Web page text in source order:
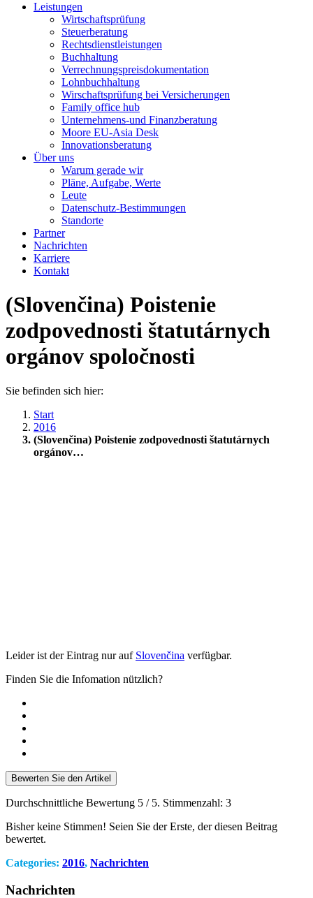
Leistungen
Wirtschaftsprüfung
Steuerberatung
Rechtsdienstleistungen
Buchhaltung
Verrechnungspreisdokumentation
Lohnbuchhaltung
Wirschaftsprüfung bei Versicherungen
Family office hub
Unternehmens-und Finanzberatung
Moore EU-Asia Desk
Innovationsberatung
Über uns
Warum gerade wir
Pläne, Aufgabe, Werte
Leute
Datenschutz-Bestimmungen
Standorte
Partner
Nachrichten
Karriere
Kontakt
(Slovenčina) Poistenie
zodpovednosti štatutárnych
orgánov spoločnosti
Sie befinden sich hier:
Start
2016
(Slovenčina) Poistenie zodpovednosti štatutárnych
orgánov…
Leider ist der Eintrag nur auf Slovenčina verfügbar.
Finden Sie die Infomation nützlich?
Bewerten Sie den Artikel
Durchschnittliche Bewertung 5 / 5. Stimmenzahl: 3
Bisher keine Stimmen! Seien Sie der Erste, der diesen Beitrag
bewertet.
Categories: 2016, Nachrichten
Nachrichten